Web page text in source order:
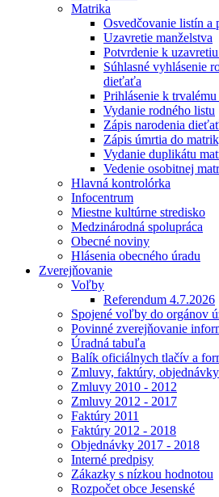
Matrika
Osvedčovanie listín a
Uzavretie manželstva
Potvrdenie k
Súhlasné vyhlásenie
dieťaťa
Prihlásenie k
Vydanie rodného listu
Zápis narodenia
Zápis úmrtia do
Vydanie duplikátu
Vedenie osobitnej
Hlavná kontrolórka
Infocentrum
Miestne kultúrne stredisko
Medzinárodná spolupráca
Obecné noviny
Hlásenia obecného úradu
Zverejňovanie
Voľby
Referendum 4.7.2026
Spojené voľby do orgánov
Povinné zverejňovanie
Úradná tabuľa
Balík oficiálnych tlačív a
Zmluvy, faktúry, objednávky
Zmluvy 2010 - 2012
Zmluvy 2012 - 2017
Faktúry 2011
Faktúry 2012 - 2018
Objednávky 2017 - 2018
Interné predpisy
Zákazky s nízkou hodnotou
Rozpočet obce Jesenské